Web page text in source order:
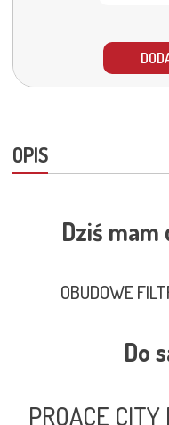
OPIS
Dziś
OBUDOWE
Do
PROACE